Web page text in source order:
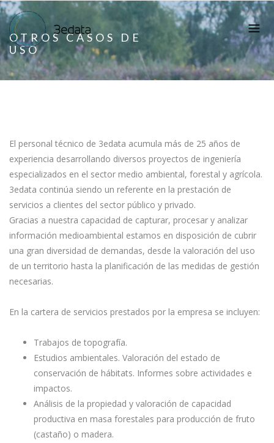
OTROS CASOS DE
USO
El personal técnico de 3edata acumula más de 25 años de
experiencia desarrollando diversos proyectos de ingeniería
especializados en el sector medio ambiental, forestal y agrícola.
3edata continúa siendo un referente en la prestación de
servicios a clientes del sector público y privado.
Gracias a nuestra capacidad de capturar, procesar y analizar
información medioambiental estamos en disposición de cubrir
una gran diversidad de demandas, desde la valoración del uso
de un territorio hasta la planificación de las medidas de gestión
necesarias.
En la cartera de servicios prestados por la empresa se incluyen:
Trabajos de topografía.
Estudios ambientales. Valoración del estado de
conservación de hábitats. Informes sobre actividades e
impactos.
Análisis de la propiedad y valoración de capacidad
productiva en masa forestales para producción de fruto
(castaño) o madera.